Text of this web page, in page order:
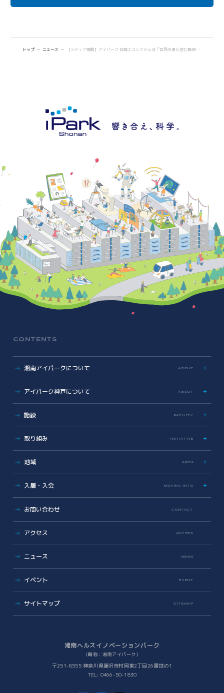
トップ ニュース 【メディア掲載】アイパーク 日韓エコシステムは「世界市場に進む橋頭保」 韓国・ヨンジュ長官「EUのようなシステムを」（ ミクスOnline）
CONTENTS
湘南アイパークについて ABOUT
歩み
Photo & Movie Library
基本情報資料
運営会社について
こどもとかがくとあいぱーく
アイパーク神戸について ABOUT
プレスリリース
施設 FACILITY
共有設備・スペース
安全対策・環境保全
取り組み INITIATIVE
AI/DX Concierge
コラボレーション支援
共創支援プログラム(CollaboRaising)
オンラインマッチングシステム
iNexS
リーダーズクラブ
Venture Mentoring Service
Incubation Program
社会課題解決
地域 AREA
地域に開かれた湘南アイパーク
地域への報告
入居・入会 MOVING INTO
メンバーシップ入会
入居者コミュニティ
サイエンスカフェ
有志活動(iPass)
アイパーク公認クラブ
お問い合わせ CONTACT
アクセス ACCESS
ニュース NEWS
イベント EVENT
サイトマップ SITEMAP
湘南ヘルスイノベーションパーク
（略称：湘南アイパーク）
〒251-8555 神奈川県藤沢市村岡東2丁目26番地の1
TEL: 0466-50-1830